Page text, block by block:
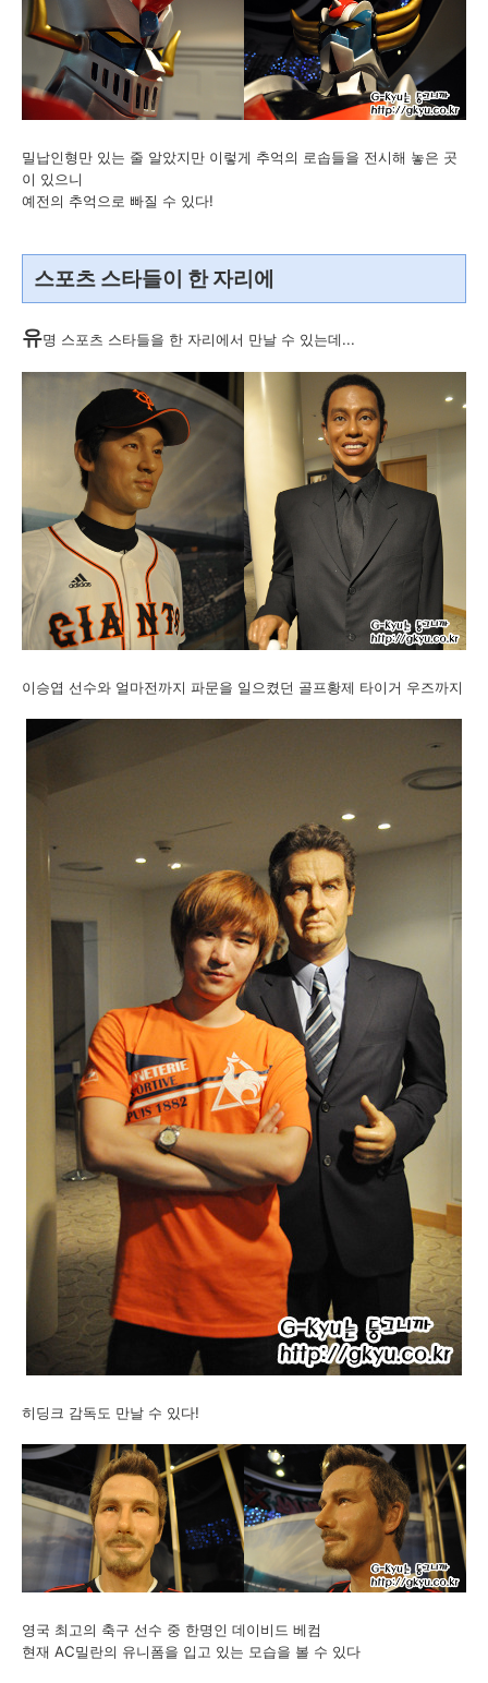
밀납인형만 있는 줄 알았지만 이렇게 추억의 로솝들을 전시해 놓은 곳
이 있으니
예전의 추억으로 빠질 수 있다!
스포츠 스타들이 한 자리에
유명 스포츠 스타들을 한 자리에서 만날 수 있는데...
이승엽 선수와 얼마전까지 파문을 일으켰던 골프황제 타이거 우즈까지
히딩크 감독도 만날 수 있다!
영국 최고의 축구 선수 중 한명인 데이비드 베컴
현재 AC밀란의 유니폼을 입고 있는 모습을 볼 수 있다